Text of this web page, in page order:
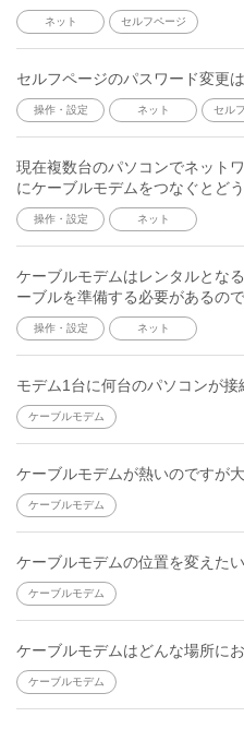
ネット セルフページ
セルフページのパスワード変更
操作・設定 ネット セル
現在複数台のパソコンでネット
にケーブルモデムをつなぐとど
操作・設定 ネット
ケーブルモデムはレンタルとな
ーブルを準備する必要があるの
操作・設定 ネット
モデム1台に何台のパソコンが接
ケーブルモデム
ケーブルモデムが熱いのですが
ケーブルモデム
ケーブルモデムの位置を変えた
ケーブルモデム
ケーブルモデムはどんな場所に
ケーブルモデム